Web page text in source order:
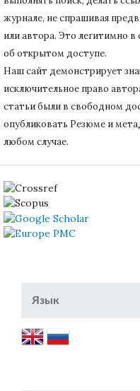
журнале, не спрашивая
или автора. Это легитимно в
об открытом доступе.
Наш сайт демонстрирует
исключительное право
статьи были в свободном
опубликовать Резюме и
любом случае.
Язык